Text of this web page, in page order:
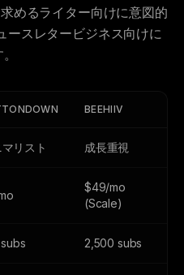
めるライター向けに意図的
ースレタービジネス向けに
BEEHIIV
マリスト 成長重視
$49/mo
(Scale)
2,500 subs